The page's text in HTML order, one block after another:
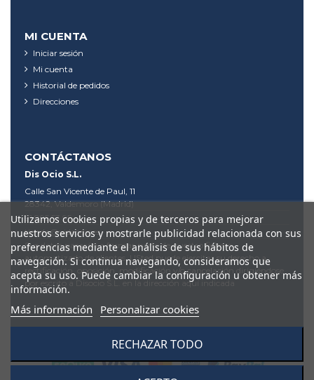
MI CUENTA
Iniciar sesión
Mi cuenta
Historial de pedidos
Direcciones
CONTÁCTANOS
Dis Ocio S.L.
Calle San Vicente de Paul, 11
28342, Valdemoro (Madrid)
91 895 53 95
tienda@videodis.es
Sus datos pasarán a formar parte de nuestro fichero
automatizado de clientes. USted puede ejercitar su derecho a
rectificación, oposición, modificación y/o cancelación dirigiéndose
por escrito a Disocio S.L. en la dirección aquí indicada
Utilizamos cookies propias y de terceros para mejorar
nuestros servicios y mostrarle publicidad relacionada con sus
preferencias mediante el análisis de sus hábitos de
navegación. Si continua navegando, consideramos que
acepta su uso. Puede cambiar la configuración u obtener más
información.
Más información Personalizar cookies
RECHAZAR TODO